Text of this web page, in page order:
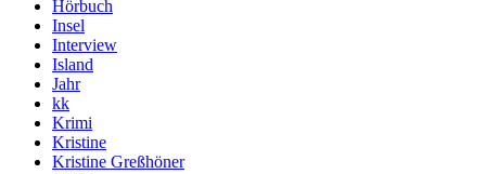
Hörbuch
Insel
Interview
Island
Jahr
kk
Krimi
Kristine
Kristine Greßhöner